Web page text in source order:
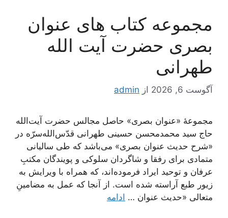
مجموعه کتاب های عنوان
بصری حضرت آیت الله
طهرانی
آگوست 6, 2026 از admin
مجموعۀ «عنوان بصری» حاصل مجالس حضرت آیت‌الله
حاج سید محمدمحسن حسینی طهرانی قدّس‌الله‌سرّه در
«شرح حدیث عنوان بصری» می‌باشد که طی سالیانی
متمادی برای رفقا و شاگردان سلوکی و پویندگان مکتبِ
عرفان و توحید ایراد فرموده‌اند، که همراه با ویرایش به
زیور طبع آراسته شده است. از آنجا که عمل به مضامینِ
متعالی «حدیث عنوان … ادامه